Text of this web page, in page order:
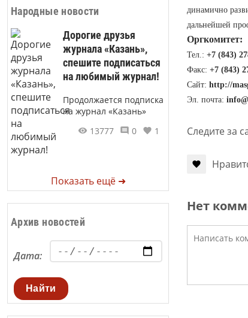
Народные новости
Дорогие друзья
журнала «Казань»,
спешите подписаться
на любимый журнал!
Продолжается подписка
на журнал «Казань»
13777
0 1
Показать ещё ➜
Архив новостей
Дата:
Найти
динамично
дальнейшей
Оргкомитет:
Тел.: +7 (843)
Факс: +7 (843)
Сайт: http://
Эл. почта:
Следите за
Нет